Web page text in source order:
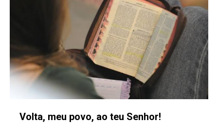
Volta, meu povo, ao teu Senhor!